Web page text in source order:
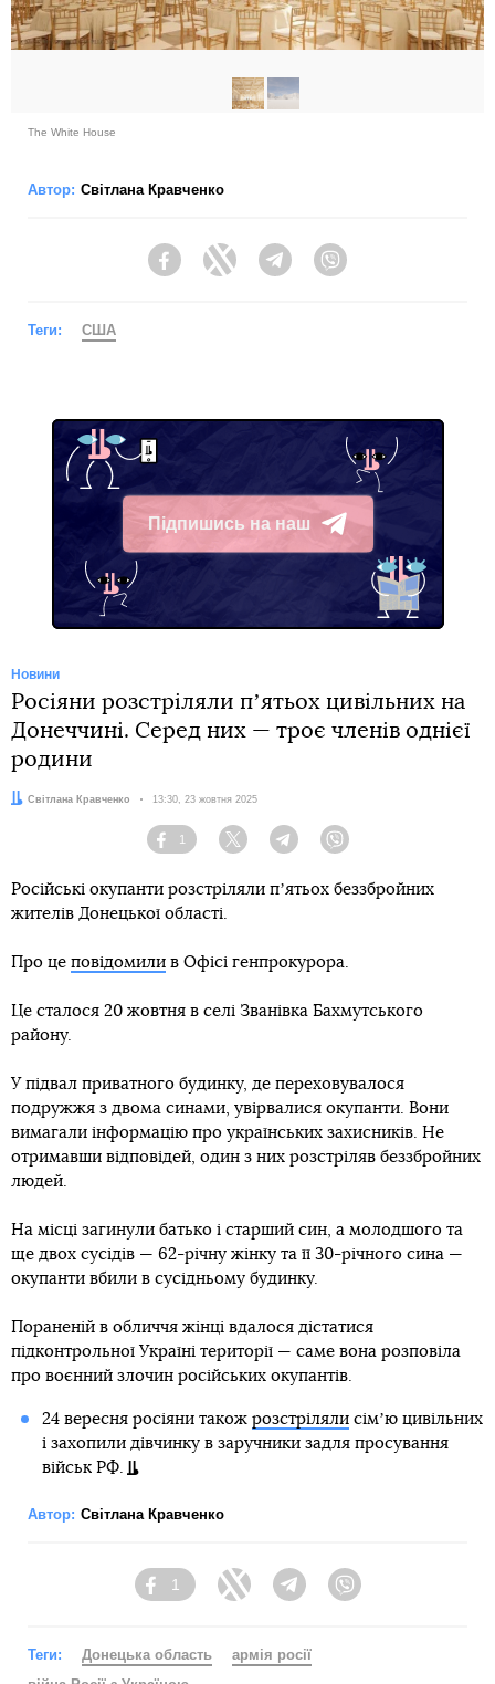
The White House
Автор: Світлана Кравченко
FacebookTwitter Telegram
Теги: США
Підпишись на наш
Telegram
Новини
Росіяни розстріляли пʼятьох цивільних на
Донеччині. Серед них — троє членів однієї
родини
Автор:
Світлана Кравченко Дата:
13:30, 23 жовтня 2025
Facebook
1
Twitter TelegramViber
Російські окупанти розстріляли пʼятьох беззбройних
жителів Донецької області.
Про це повідомили в Офісі генпрокурора.
Це сталося 20 жовтня в селі Званівка Бахмутського
району.
У підвал приватного будинку, де переховувалося
подружжя з двома синами, увірвалися окупанти. Вони
вимагали інформацію про українських захисників. Не
отримавши відповідей, один з них розстріляв беззбройних
людей.
На місці загинули батько і старший син, а молодшого та
ще двох сусідів — 62-річну жінку та її 30-річного сина —
окупанти вбили в сусідньому будинку.
Пораненій в обличчя жінці вдалося дістатися
підконтрольної Україні території — саме вона розповіла
про воєнний злочин російських окупантів.
24 вересня росіяни також розстрілялисімʼю цивільних
і захопили дівчинку в заручники задля просування
військ РФ.
Автор: Світлана Кравченко
Facebook
1
Twitter Telegram
Теги: Донецька область
армія росії